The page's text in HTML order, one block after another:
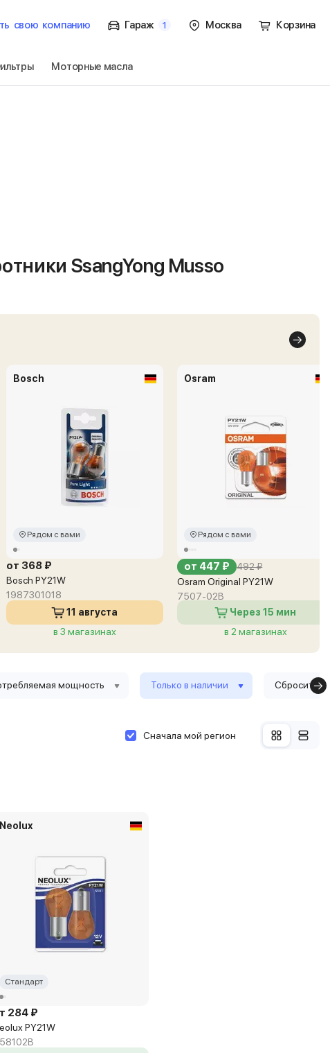
свою компанию Гараж 1 Москва Корзина
Моторные масла
SsangYong Musso
Bosch
Рядом с вами
от 368 ₽
Bosch PY21W
1987301018
11 августа
в 3 магазинах
Osram
Рядом с вами
от 447 ₽ 492 ₽
Osram Original PY21W
7507-02B
Через 15 мин
в 2 магазинах
мощность Только в наличии Сбросить
Сначала мой регион
Neolux
Стандарт
284 ₽
PY21W